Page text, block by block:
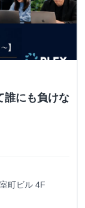
誰にも負けな
町ビル 4F